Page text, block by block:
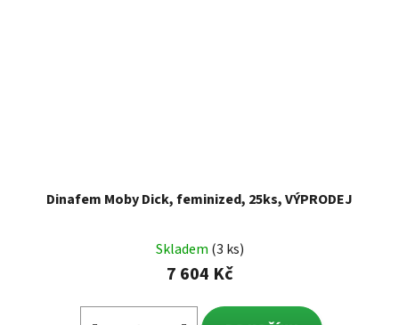
Dinafem Moby Dick, feminized, 25ks, VÝPRODEJ
Skladem (3 ks)
7 604 Kč